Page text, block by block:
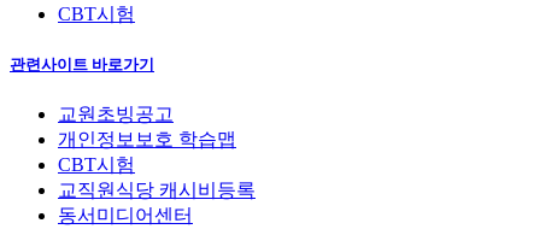
CBT시험
관련사이트 바로가기
교원초빙공고
개인정보보호 학습맵
CBT시험
교직원식당 캐시비등록
동서미디어센터